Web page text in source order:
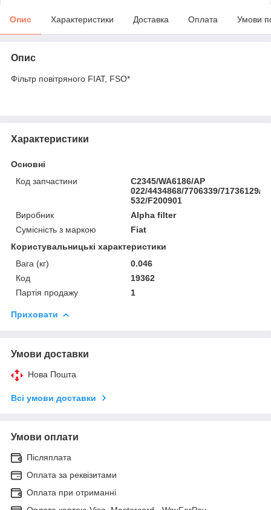
Опис Характеристики Доставка Оплата Умови
Опис
Фільтр повітряного FIAT, FSO*
Характеристики
Основні
Код запчастини
C2345/WA6186/AP
022/4434868/7706339/71736129/
532/F200901
Виробник
Alpha filter
Сумісність з маркою
Fiat
Користувальницькі характеристики
Вага (кг)
0.046
Код
19362
Партія продажу
1
Приховати
Умови доставки
Нова Пошта
Всі умови доставки
Умови оплати
Післяплата
Оплата за реквізитами
Оплата при отриманні